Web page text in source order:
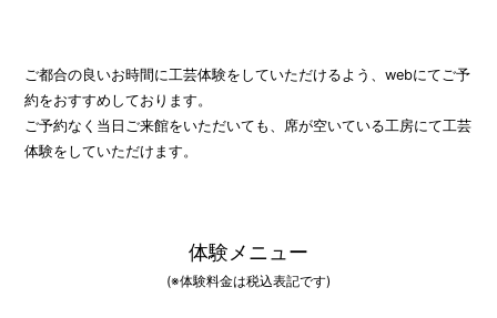
ご都合の良いお時間に工芸体験をしていただけるよう、webにてご予
約をおすすめしております。
ご予約なく当日ご来館をいただいても、席が空いている工房にて工芸
体験をしていただけます。
体験メニュー
(※体験料金は税込表記です)